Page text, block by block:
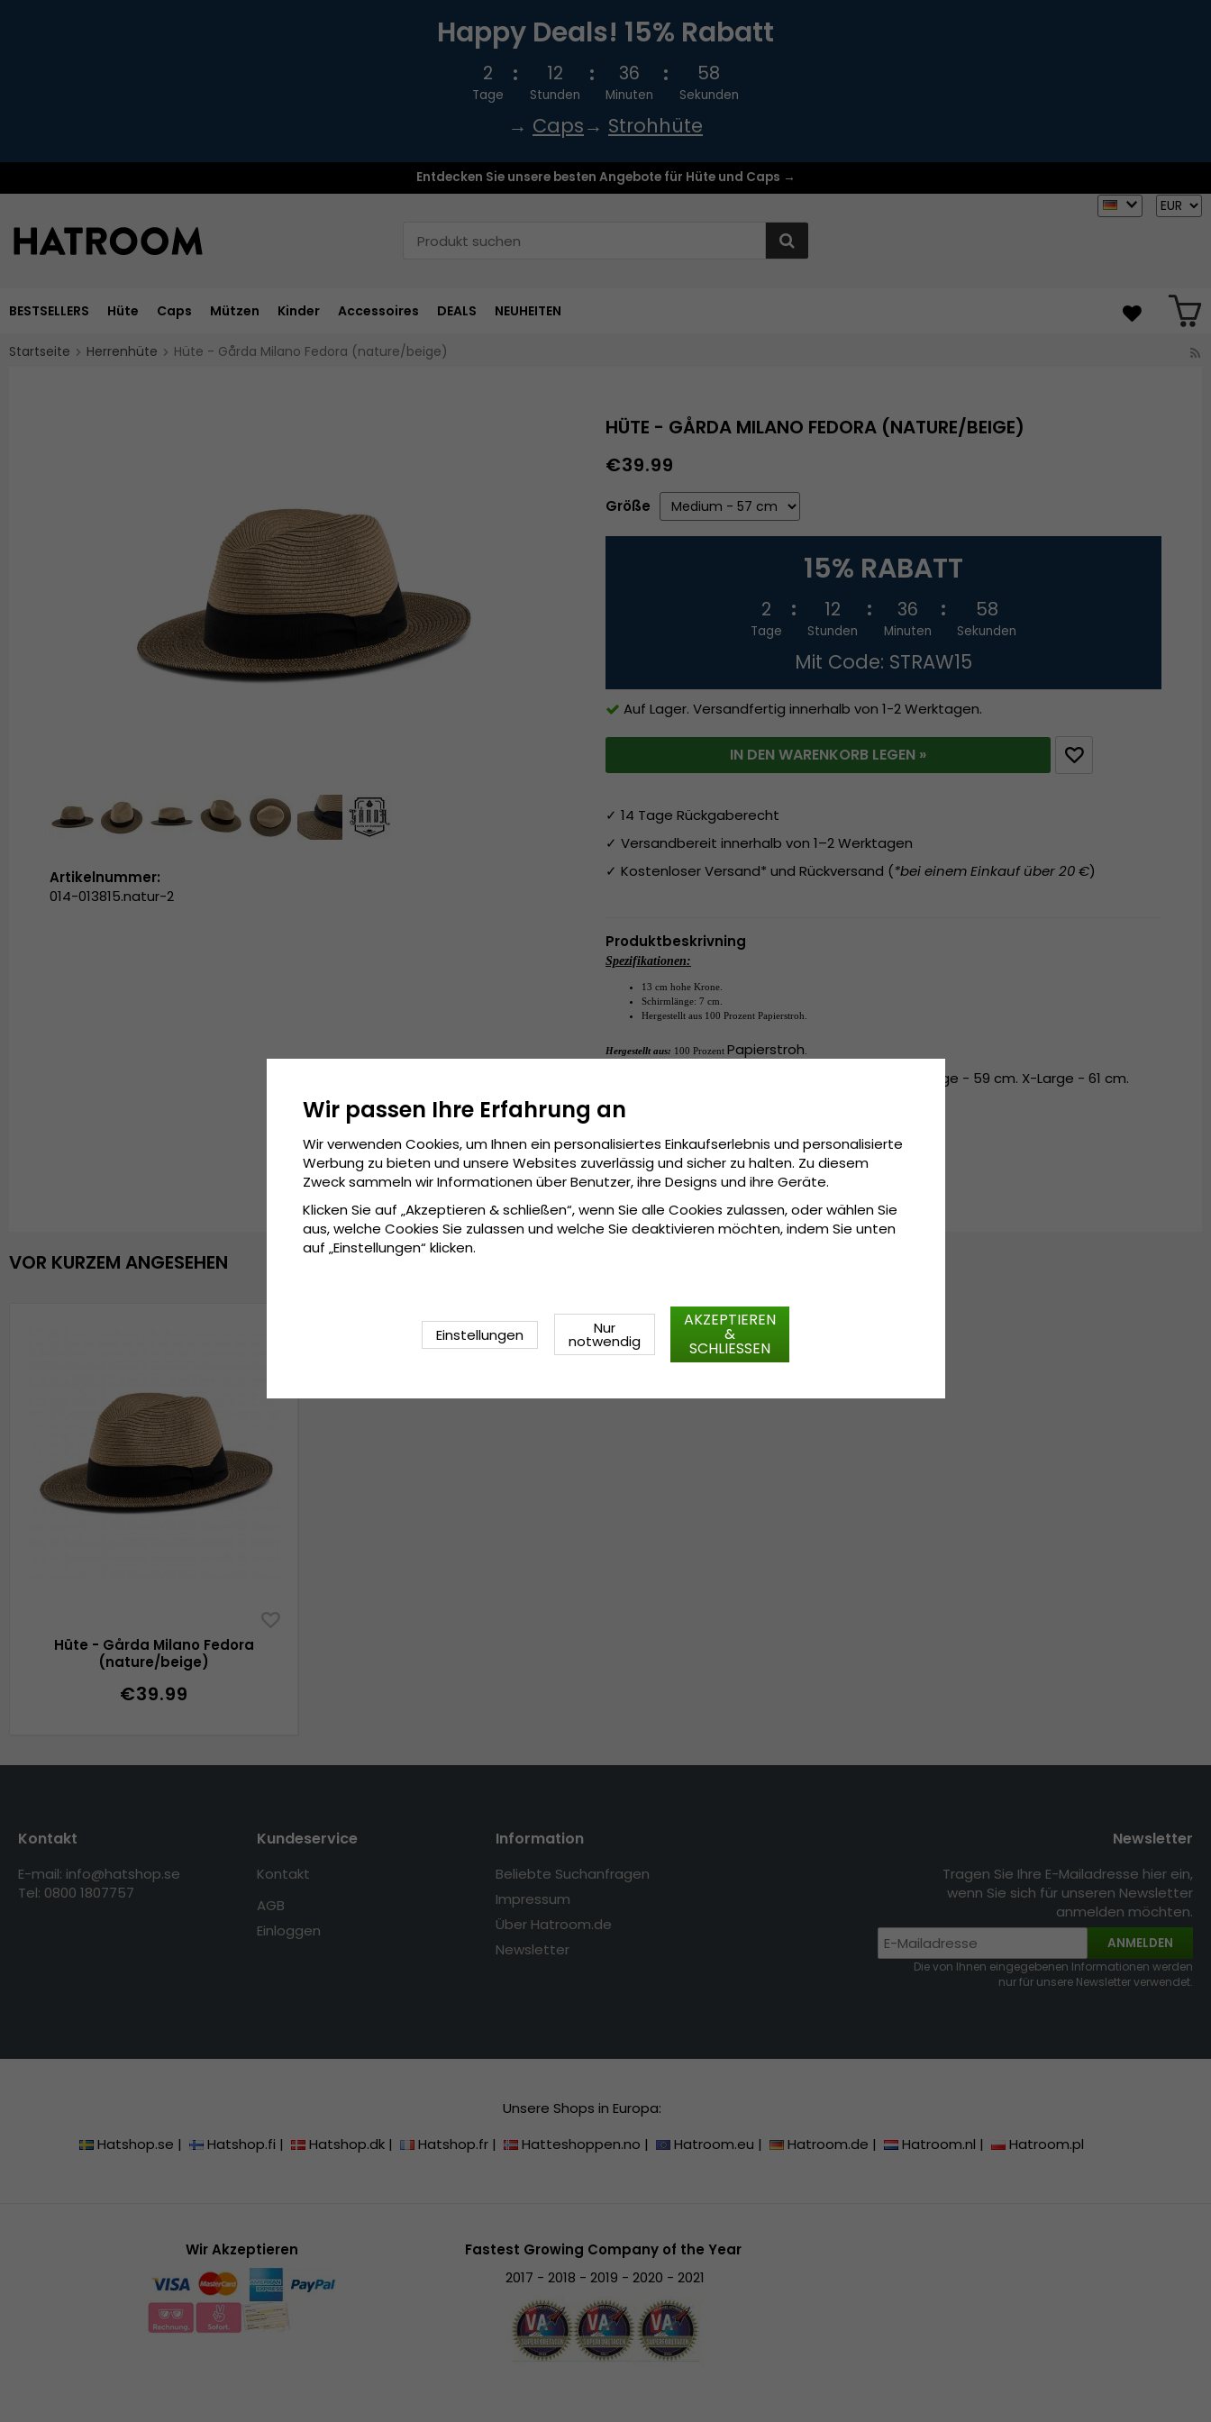
Happy Deals! 15% Rabatt
2
Tage
12
Stunden
36
Minuten
58
Sekunden
→ Caps→ Strohhüte
Entdecken Sie unsere besten Angebote für Hüte und Caps →
BESTSELLERS Hüte Caps Mützen Kinder Accessoires DEALS NEUHEITEN
Startseite Herrenhüte Hüte - Gårda Milano Fedora (nature/beige)
HÜTE - GÅRDA MILANO FEDORA (NATURE/BEIGE)
€39.99
Größe
15% RABATT
2
Tage
12
Stunden
36
Minuten
58
Sekunden
Mit Code: STRAW15
Auf Lager. Versandfertig innerhalb von 1-2 Werktagen.
IN DEN WARENKORB LEGEN »
✓ 14 Tage Rückgaberecht
✓ Versandbereit innerhalb von 1–2 Werktagen
✓ Kostenloser Versand* und Rückversand (*bei einem Einkauf über 20 €)
Produktbeskrivning
Spezifikationen:
13 cm hohe Krone.
Schirmlänge: 7 cm.
Hergestellt aus 100 Prozent Papierstroh
Hergestellt aus: 100 Prozent Papierstroh
Small - 55 cm. Medium - 57 cm. Large - 59 cm. X-Large - 61 cm.
Artikelnummer:
014-013815.natur-2
VOR KURZEM ANGESEHEN
Hüte - Gårda Milano Fedora
(nature/beige)
€39.99
Kontakt
E-mail: info@hatshop.se
Tel: 0800 1807757
Kundeservice
Kontakt
AGB
Einloggen
Information
Beliebte Suchanfragen
Impressum
Über Hatroom.de
Newsletter
Newsletter
Tragen Sie Ihre E-Mailadresse hier ein,
wenn Sie sich für unseren Newsletter
anmelden möchten.
ANMELDEN
Die von Ihnen eingegebenen Informationen werden
nur für unsere Newsletter verwendet.
Unsere Shops in Europa:
Hatshop.se | Hatshop.fi | Hatshop.dk | Hatshop.fr | Hatteshoppen.no | Hatroom.eu | Hatroom.de | Hatroom.nl | Hatroom.pl
Wir Akzeptieren
Fastest Growing Company of the Year
2017 - 2018 - 2019 - 2020 - 2021
Wir passen Ihre Erfahrung an
Wir verwenden Cookies, um Ihnen ein personalisiertes Einkaufserlebnis und personalisierte
Werbung zu bieten und unsere Websites zuverlässig und sicher zu halten. Zu diesem
Zweck sammeln wir Informationen über Benutzer, ihre Designs und ihre Geräte.
Klicken Sie auf „Akzeptieren & schließen“, wenn Sie alle Cookies zulassen, oder wählen Sie
aus, welche Cookies Sie zulassen und welche Sie deaktivieren möchten, indem Sie unten
auf „Einstellungen“ klicken.
Einstellungen Nur
notwendig
AKZEPTIEREN
&
SCHLIESSEN